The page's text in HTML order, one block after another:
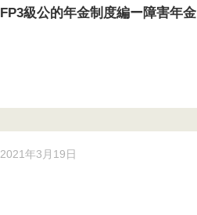
FP3級公的年金制度編ー障害年金
2021年3月19日